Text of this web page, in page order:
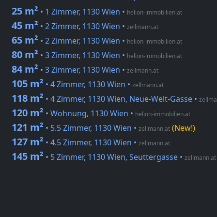
25 m² • 1 Zimmer, 1130 Wien • helion-immobilien.at
45 m² • 2 Zimmer, 1130 Wien • zellmann.at
65 m² • 2 Zimmer, 1130 Wien • helion-immobilien.at
80 m² • 3 Zimmer, 1130 Wien • helion-immobilien.at
84 m² • 3 Zimmer, 1130 Wien • zellmann.at
105 m² • 4 Zimmer, 1130 Wien • zellmann.at
118 m² • 4 Zimmer, 1130 Wien, Neue-Welt-Gasse •
120 m² • Wohnung, 1130 Wien • helion-immobilien.at
121 m² • 5.5 Zimmer, 1130 Wien • zellmann.at (New!)
127 m² • 4.5 Zimmer, 1130 Wien • zellmann.at
145 m² • 5 Zimmer, 1130 Wien, Seuttergasse • zellmann.at